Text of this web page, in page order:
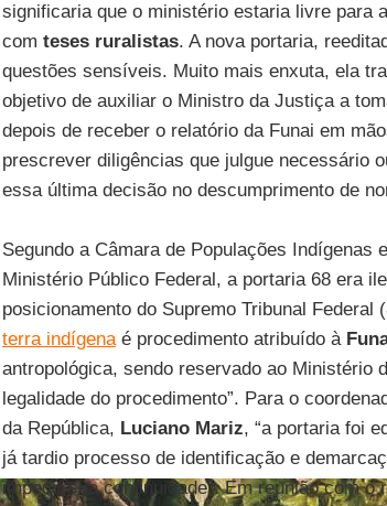
significaria que o ministério estaria livre para
com teses ruralistas. A nova portaria,
questões sensíveis. Muito mais enxuta, ela
objetivo de auxiliar o Ministro da Justiça a
depois de receber o relatório da Funai em
prescrever diligências que julgue necessário
essa última decisão no descumprimento de
Segundo a Câmara de Populações Indígenas
Ministério Público Federal, a portaria 68 era
posicionamento do Supremo Tribunal Federal (
terra indígenaé procedimento atribuído à
antropológica, sendo reservado ao Ministério
legalidade do procedimento”. Para o
da República, Luciano Mariz, “a portaria foi
já tardio processo de identificação e
impedir sua continuidade”. Em reunião com